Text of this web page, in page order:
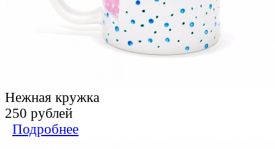
Нежная кружка
250 рублей
Подробнее